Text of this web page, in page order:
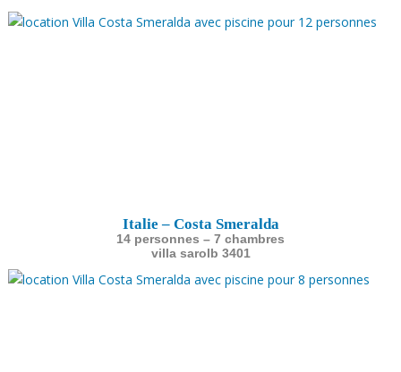
Italie – Costa Smeralda
14 personnes – 7 chambres
villa sarolb 3401